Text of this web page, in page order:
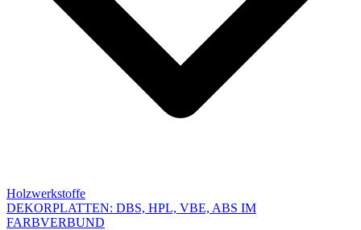
Holzwerkstoffe
DEKORPLATTEN: DBS, HPL, VBE, ABS IM
FARBVERBUND